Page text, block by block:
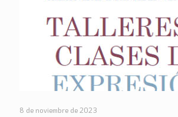
8 de noviembre de 2023